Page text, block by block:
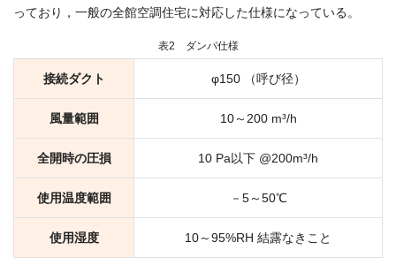
っており，一般の全館空調住宅に対応した仕様になっている。
表2 ダンパ仕様
接続ダクト φ150 （呼び径）
風量範囲 10～200 m³/h
全開時の圧損 10 Pa以下 @200m³/h
使用温度範囲 －5～50℃
使用湿度 10～95%RH 結露なきこと